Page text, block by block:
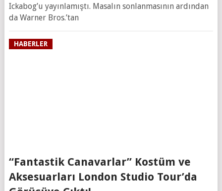
Ickabog’u yayınlamıştı. Masalın sonlanmasının ardından
da Warner Bros.’tan
HABERLER
“Fantastik Canavarlar” Kostüm ve
Aksesuarları London Studio Tour’da